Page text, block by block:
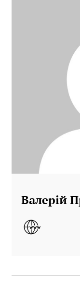
Валерій